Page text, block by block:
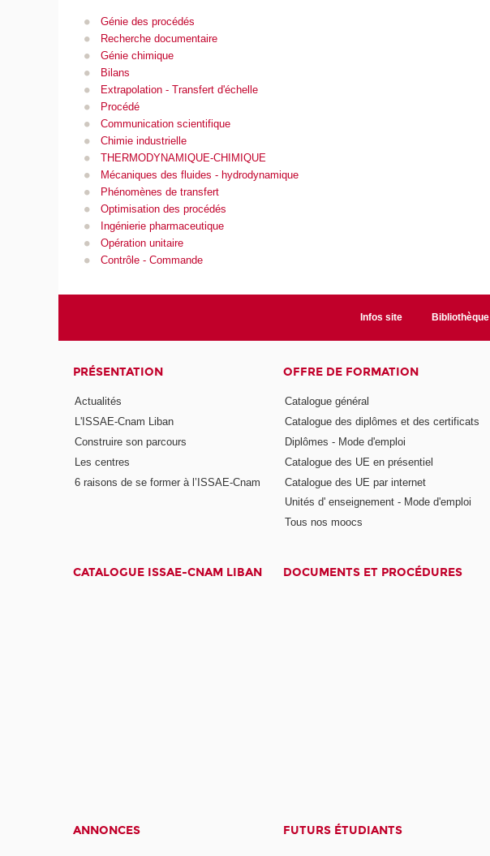
Génie des procédés
Recherche documentaire
Génie chimique
Bilans
Extrapolation - Transfert d'échelle
Procédé
Communication scientifique
Chimie industrielle
THERMODYNAMIQUE-CHIMIQUE
Mécaniques des fluides - hydrodynamique
Phénomènes de transfert
Optimisation des procédés
Ingénierie pharmaceutique
Opération unitaire
Contrôle - Commande
Infos site Bibliothèque
PRÉSENTATION
Actualités
L'ISSAE-Cnam Liban
Construire son parcours
Les centres
6 raisons de se former à l’ISSAE-Cnam
OFFRE DE FORMATION
Catalogue général
Catalogue des diplômes et des certificats
Diplômes - Mode d'emploi
Catalogue des UE en présentiel
Catalogue des UE par internet
Unités d' enseignement - Mode d'emploi
Tous nos moocs
CATALOGUE ISSAE-CNAM LIBAN DOCUMENTS ET PROCÉDURES
ANNONCES FUTURS ÉTUDIANTS